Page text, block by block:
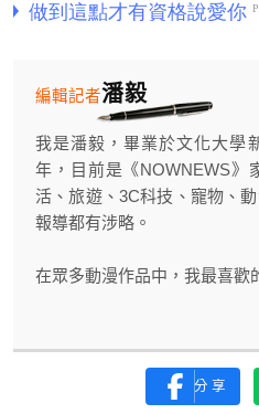
潘毅
編輯記者
我是潘毅，畢業於文化大學
年，目前是《NOWNEWS》
活、旅遊、3C科技、寵物、
報導都有涉略。
在眾多動漫作品中，我最喜歡
分享